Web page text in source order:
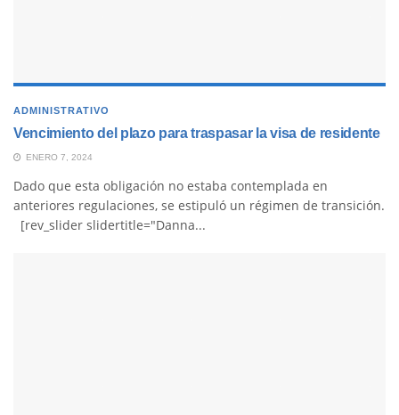
ADMINISTRATIVO
Vencimiento del plazo para traspasar la visa de residente
ENERO 7, 2024
Dado que esta obligación no estaba contemplada en
anteriores regulaciones, se estipuló un régimen de transición.
[rev_slider slidertitle="Danna...